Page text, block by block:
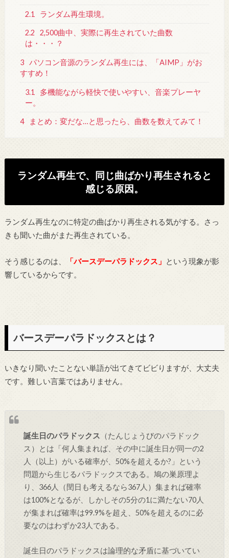
2.1 ランダム再生環境。
2.2
2,500曲中、実際に再生されていた曲数
は・・・？
3 パソコン音源のランダム再生には、「AIMP」がお
すすめ！
3.1
多機能ながら軽快で使いやすい、音楽プレーヤ
ー。
4 まとめ：変だな…と思ったら、曲数を数えてみて！
ランダム再生で、同じ曲ばかり再生されると
感じる原因。
ランダム再生なのに特定の曲ばかり再生される気がする。さっ
きも聞いた曲がまた再生されている。
そう感じるのは、 「バースデーパラドックス」 という現象が影
響しているからです。
バースデーパラドックスとは？
いきなり聞いたことない単語が出てきてビビりますが、大丈夫
です。難しい言葉ではありません。
誕生日のパラドックス
（たんじょうびのパラドック
ス）とは「何人集まれば、その中に誕生日が同一の2
人（以上）がいる確率が、50%を超えるか?」という
問題から生じるパラドックスである。鳩の巣原理よ
り、366人（閏日も考えるなら367人）集まれば確率
は100%となるが、しかしその5分の1に満たない70人
が集まれば確率は99.9%を超え、50%を超えるのに必
要なのはわずか23人である。
誕生日のパラドックスは論理的な矛盾に基づいてい